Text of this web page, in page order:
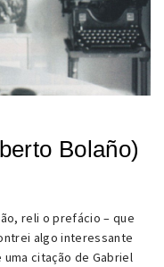
Bolaño)
reli o prefácio – que
algo interessante
citação de Gabriel